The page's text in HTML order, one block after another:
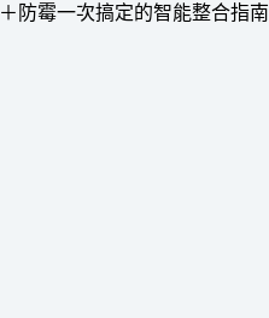
防霉一次搞定的智能整合指南